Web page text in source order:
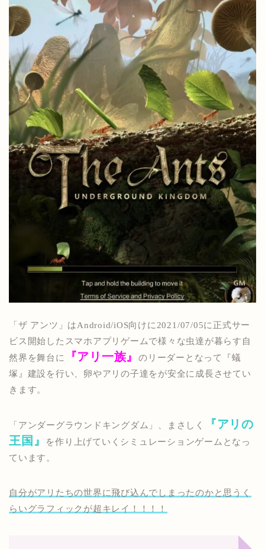
「ザ アンツ」はAndroid/iOS向けに2021/07/05に正式サー
ビス開始したスマホアプリゲームで様々な虫達が暮らす自
然界を舞台に
『アリ一族』のリーダー となって『蟻
塚』建設を行い、卵やアリの子達をが安全に成長させてい
きます。
「アンダーグラウンドキングダム」、まさしく
『アリの
王国』
を作り上げていくシミュレーションゲームとなっ
ています。
自分がアリたちの世界に飛び込んでしまったのかと思うく
らいグラフィックが超キレイ！！！！